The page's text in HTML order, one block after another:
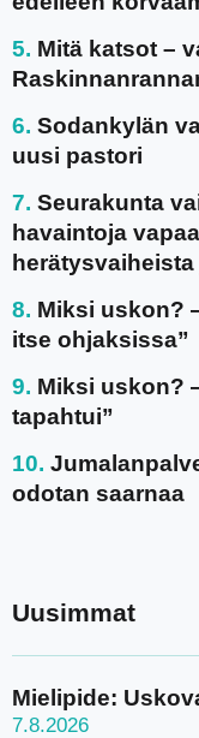
Mitä katsot –
Sodankylän
uusi pastori
Seurakunta
havaintoja
Miksi uskon?
itse ohjaksissa”
Miksi uskon?
tapahtui”
odotan saarnaa
Uusimmat
Mielipide:
7.8.2026